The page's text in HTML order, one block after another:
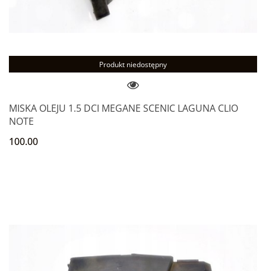
Produkt niedostępny
MISKA OLEJU 1.5 DCI MEGANE SCENIC LAGUNA CLIO
NOTE
100.00